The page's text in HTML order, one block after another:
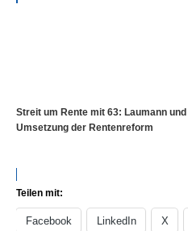
Streit um Rente mit 63: Laumann
Umsetzung der Rentenreform
Teilen mit:
Facebook LinkedIn X